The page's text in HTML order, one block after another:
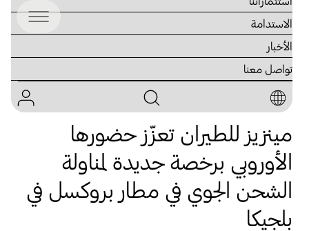
الاستدامة
الأخبار
تواصل معنا
23 ديسمبر 2025
مينزيز للطيران تعزّز حضورها
الأوروبي برخصة جديدة لمناولة
الشحن الجوي في مطار بروكسل في
بلجيكا